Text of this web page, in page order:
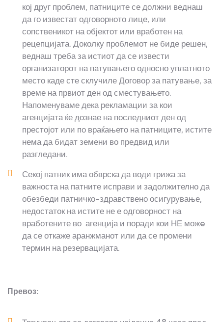
кој друг проблем, патниците се должни веднаш
да го известат одговорното лице, или
сопственикот на објектот или вработен на
рецепцијата. Доколку проблемот не биде решен,
веднаш треба за истиот да се извести
организаторот на патувањето односно уплатното
место каде сте склучиле Договор за патување, за
време на првиот ден од сместувањето.
Напоменуваме дека рекламации за кои
агенцијата ќе дознае на последниот ден од
престојот или по враќањето на патниците, истите
нема да бидат земени во предвид или
разгледани.
Секој патник има обврска да води грижа за
важноста на патните исправи и задолжително да
обезбеди патничко-здравствено осигурување,
недостаток на истите не е одговорност на
вработените во агенција и поради кои НЕ можe
да се откаже аранжманот или да се промени
термин на резервацијата.
Превоз: